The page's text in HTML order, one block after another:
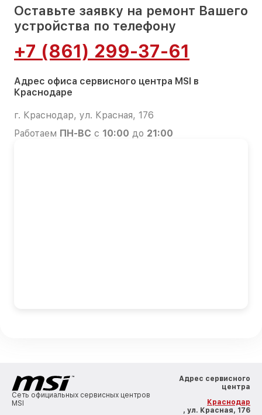
Оставьте заявку на ремонт Вашего
устройства по телефону
+7 (861) 299-37-61
Адрес офиса сервисного центра MSI в
Краснодаре
г. Краснодар, ул. Красная, 176
Работаем ПН-ВС с 10:00 до 21:00
Сеть официальных сервисных центров
MSI
Адрес сервисного
центра
Краснодар
, ул. Красная, 176